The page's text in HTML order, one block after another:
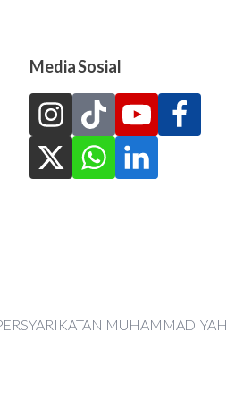
Media Sosial
MUHAMMADIYAH